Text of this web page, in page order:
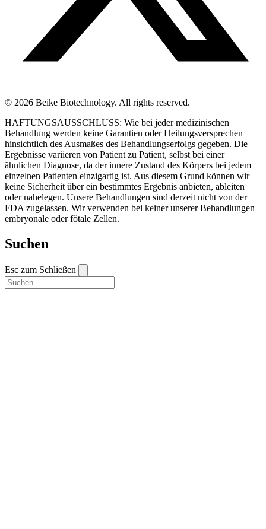
© 2026 Beike Biotechnology. All rights reserved.
HAFTUNGSAUSSCHLUSS: Wie bei jeder medizinischen
Behandlung werden keine Garantien oder Heilungsversprechen
hinsichtlich des Ausmaßes des Behandlungserfolgs gegeben. Die
Ergebnisse variieren von Patient zu Patient, selbst bei einer
ähnlichen Diagnose, da der innere Zustand des Körpers bei jedem
einzelnen Patienten einzigartig ist. Aus diesem Grund können wir
keine Sicherheit über ein bestimmtes Ergebnis anbieten, ableiten
oder nahelegen. Unsere Behandlungen sind derzeit nicht von der
FDA zugelassen. Wir verwenden bei keiner unserer Behandlungen
embryonale oder fötale Zellen.
Suchen
Esc zum Schließen